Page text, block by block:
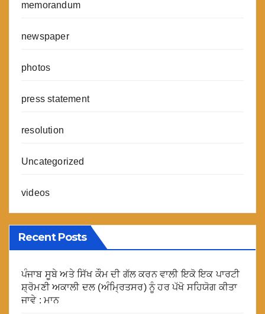
memorandum
newspaper
photos
press statement
resolution
Uncategorized
videos
Recent Posts
ਪੰਜਾਬ ਸੂਬੇ ਅਤੇ ਸਿੱਖ ਕੌਮ ਦੀ ਗੱਲ ਕਰਨ ਵਾਲੀ ਇਕੋ ਇਕ ਪਾਰਟੀ
ਸ਼੍ਰੋਮਣੀ ਅਕਾਲੀ ਦਲ (ਅੰਮ੍ਰਿਤਸਰ) ਨੂੰ ਹਰ ਪੱਖੋ ਸਹਿਯੋਗ ਕੀਤਾ
ਜਾਵੇ : ਮਾਨ